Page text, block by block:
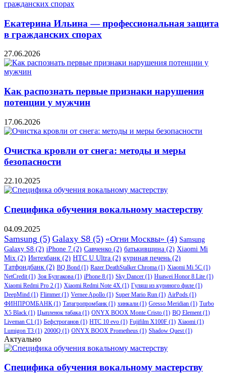
Екатерина Ильина — профессиональная защита
в гражданских спорах
27.06.2026
Как распознать первые признаки нарушения
потенции у мужчин
17.06.2026
Очистка кровли от снега: методы и меры
безопасности
22.10.2025
Специфика обучения вокальному мастерству
04.09.2025
Samsung (5) Galaxy S8 (5) «Огни Москвы» (4) Samsung
Galaxy S8 (2) iPhone 7 (2) Савченко (2) батькивщина (2) Xiaomi Mi
Mix (2) Интехбанк (2) HTC U Ultra (2) куриная печень (2)
Татфондбанк (2) BQ Bond (1) Razer DeathStalker Chroma (1) Xiaomi Mi 5C (1)
NetCredit (1) Зоя Булгакова (1) iPhone 8 (1) Sky Dancer (1) Huawei Honor 8 Lite (1)
Xiaomi Redmi Pro 2 (1) Xiaomi Redmi Note 4X (1) Гуляш из куриного филе (1)
DeepMind (1) Flimmer (1) Vernee Apollo (1) Super Mario Run (1) AirPods (1)
ФИНПРОМБАНК (1) Татагропромбанк (1) хинкали (1) Gresso Meridian (1) Turbo
X5 Black (1) Цыпленок табака (1) ONYX BOOX Monte Cristo (1) BQ Element (1)
Liveman C1 (1) Бефстроганов (1) HTC 10 evo (1) Fujifilm X100F (1) Xiaomi (1)
Lumigon T3 (1) 2000Q (1) ONYX BOOX Prometheus (1) Shadow Quest (1)
Актуально
Специфика обучения вокальному мастерству